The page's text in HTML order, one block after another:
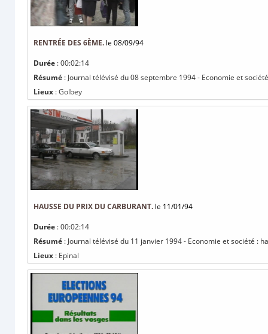
RENTRÉE DES 6ÈME. le 08/09/94
Durée : 00:02:14
Résumé : Journal télévisé du 08 septembre 1994 - Economie et
Lieux : Golbey
HAUSSE DU PRIX DU CARBURANT. le 11/01/94
Durée : 00:02:14
Résumé : Journal télévisé du 11 janvier 1994 - Economie et société :
Lieux : Epinal